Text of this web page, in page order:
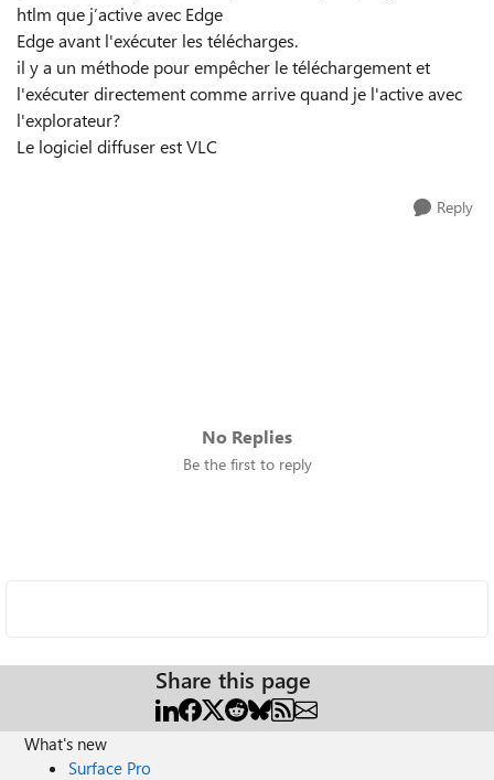
htlm que j’active avec Edge
Edge avant l'exécuter les télécharges.
il y a un méthode pour empêcher le téléchargement et
l'exécuter directement comme arrive quand je l'active avec
l'explorateur?
Le logiciel diffuser est VLC
Reply
No Replies
Be the first to reply
Share this page
What's new
Surface Pro